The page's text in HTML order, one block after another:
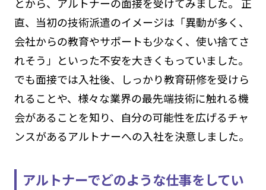
直、当初の技術派遣のイメージは「異動が多く、
会社からの教育やサポートも少なく、使い捨てさ
れそう」といった不安を大きくもっていました。
でも面接では入社後、しっかり教育研修を受けら
れることや、様々な業界の最先端技術に触れる機
会があることを知り、自分の可能性を広げるチャ
ンスがあるアルトナーへの入社を決意しました。
アルトナーでどのような仕事をしてい